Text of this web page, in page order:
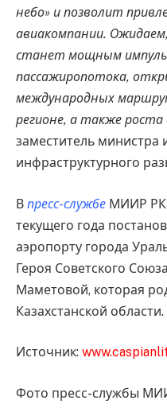
небо» и позволит
авиакомпании.
станет мощным
пассажиропотока,
международных
регионе, а также роста
заместитель министра
инфраструктурного
В пресс-службе МИИР РК
текущего года
аэропорту города
Героя Советского
Маметовой, которая
Казахстанской области.
Источник:
Фото пресс-службы